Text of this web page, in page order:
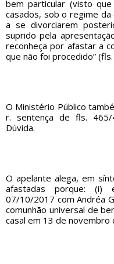
bem particular (visto
casados, sob o regime da
a se divorciarem
suprido pela
reconheça por afastar a
que não foi procedido”
O Ministério Público
r. sentença de fls.
Dúvida.
O apelante alega, em
afastadas porque: (i)
07/10/2017 com Andréa
comunhão universal de
casal em 13 de novembro